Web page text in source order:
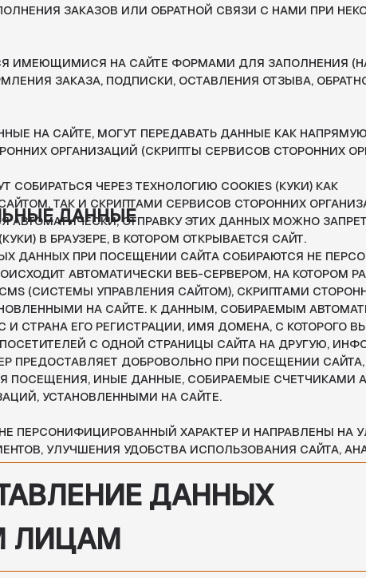
МОГУТ ПЕРЕДАВАТЬ ДАННЫЕ КАК НАПРЯМУЮ НА САЙТ,
ЧЕРЕЗ ТЕХНОЛОГИЮ COOKIES (КУКИ) КАК
ТАК И СКРИПТАМИ СЕРВИСОВ СТОРОННИХ ОРГАНИЗАЦИЙ. ЭТИ
БРАУЗЕРЕ, В КОТОРОМ ОТКРЫВАЕТСЯ САЙТ.
ДАННЫЕ
ПРИ ПОСЕЩЕНИИ САЙТА СОБИРАЮТСЯ НЕ ПЕРСОНАЛЬНЫЕ
АВТОМАТИЧЕСКИ ВЕБ-СЕРВЕРОМ, НА КОТОРОМ РАСПОЛОЖЕН
НА САЙТЕ. К ДАННЫМ, СОБИРАЕМЫМ АВТОМАТИЧЕСКИ,
ЕГО РЕГИСТРАЦИИ, ИМЯ ДОМЕНА, С КОТОРОГО ВЫ К НАМ
С ОДНОЙ СТРАНИЦЫ САЙТА НА ДРУГУЮ, ИНФОРМАЦИЯ,
ДОБРОВОЛЬНО ПРИ ПОСЕЩЕНИИ САЙТА, COOKIES
ИНЫЕ ДАННЫЕ, СОБИРАЕМЫЕ СЧЕТЧИКАМИ АНАЛИТИКИ
НА САЙТЕ.
ХАРАКТЕР И НАПРАВЛЕНЫ НА УЛУЧШЕНИЕ
УДОБСТВА ИСПОЛЬЗОВАНИЯ САЙТА, АНАЛИЗА
ДАННЫХ
ИНФОРМАЦИЮ ПОЛЬЗОВАТЕЛЕЙ КОМПАНИЯМ, ОРГАНИЗАЦИЯМ
С НАМИ. ИСКЛЮЧЕНИЕ СОСТАВЛЯЮТ СЛУЧАИ,
В ОБЩЕМ ДОСТУПЕ
МОГУТ ПУБЛИКОВАТЬСЯ В ОБЩЕМ ДОСТУПЕ В
САЙТА, НАПРИМЕР, ПРИ ОСТАВЛЕНИИ ОТЗЫВОВ, МОЖЕТ
ИМЯ, ТАКАЯ АКТИВНОСТЬ НА САЙТЕ ЯВЛЯЕТСЯ